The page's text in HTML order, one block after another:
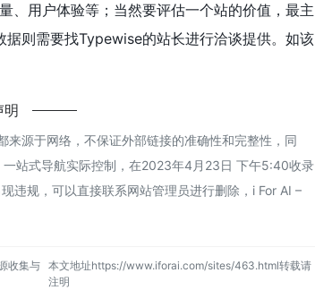
、用户体验等；当然要评估一个站的价值，最主
则需要找Typewise的站长进行洽谈提供。如该
明
源于网络，不保证外部链接的准确性和完整性，同
站式导航实际控制，在2023年4月23日 下午5:40收录
违规，可以直接联系网站管理员进行删除，i For AI –
收集与 本文地址https://www.iforai.com/sites/463.html转载请
注明